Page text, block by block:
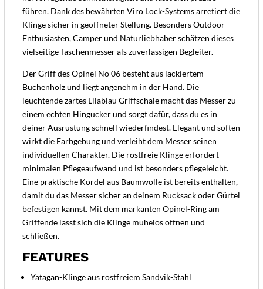
führen. Dank des bewährten Viro Lock-Systems arretiert die
Klinge sicher in geöffneter Stellung. Besonders Outdoor-
Enthusiasten, Camper und Naturliebhaber schätzen dieses
vielseitige Taschenmesser als zuverlässigen Begleiter.
Der Griff des Opinel No 06 besteht aus lackiertem
Buchenholz und liegt angenehm in der Hand. Die
leuchtende zartes Lilablau Griffschale macht das Messer zu
einem echten Hingucker und sorgt dafür, dass du es in
deiner Ausrüstung schnell wiederfindest. Elegant und soften
wirkt die Farbgebung und verleiht dem Messer seinen
individuellen Charakter. Die rostfreie Klinge erfordert
minimalen Pflegeaufwand und ist besonders pflegeleicht.
Eine praktische Kordel aus Baumwolle ist bereits enthalten,
damit du das Messer sicher an deinem Rucksack oder Gürtel
befestigen kannst. Mit dem markanten Opinel-Ring am
Griffende lässt sich die Klinge mühelos öffnen und
schließen.
FEATURES
Yatagan-Klinge aus rostfreiem Sandvik-Stahl